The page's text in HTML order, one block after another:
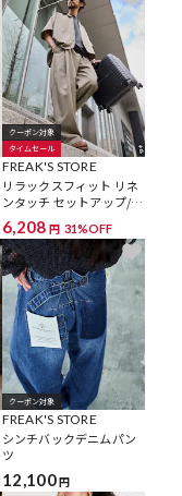
クーポン対象
タイムセール
FREAK'S STORE
リラックスフィット リネ
ンタッチ セットアップ/オ
ープンカラーシャツ/ワイ
ドスラックス 【限定展
開】
6,208 円 31%OFF
クーポン対象
FREAK'S STORE
シンチバックデニムパン
ツ
12,100 円